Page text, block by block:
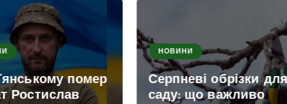
помер
Ростислав
НОВИНИ
Серпневі обрізки для
саду: що важливо